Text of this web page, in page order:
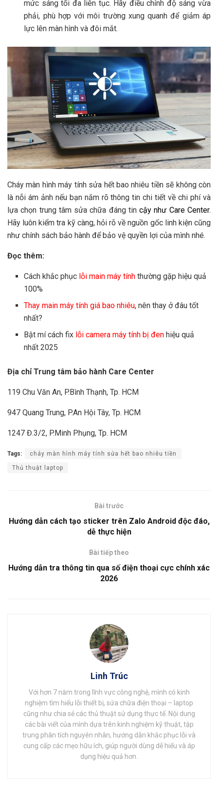
mức sáng tối đa liên tục. Hãy điều chỉnh độ sáng vừa
phải, phù hợp với môi trường xung quanh để giảm áp
lực lên màn hình và đôi mắt.
Cháy màn hình máy tính sửa hết bao nhiêu tiền sẽ không còn
là nỗi ám ảnh nếu bạn nắm rõ thông tin chi tiết về chi phí và
lựa chọn trung tâm sửa chữa đáng tincậy như Care Center.
Hãy luôn kiểm tra kỹ càng, hỏi rõ về nguồn gốc linh kiện cũng
như chính sách bảo hành để bảo vệ quyền lợi của mình nhé.
Đọc thêm:
Cách khắc phục lỗi main máy tính thường gặp hiệu quả
100%
Thay main máy tính giá bao nhiêu, nên thay ở đâu tốt
nhất?
Bật mí cách fix lỗi camera máy tính bị đen hiệu quả
nhất 2025
Địa chỉ Trung tâm bảo hành Care Center
119 Chu Văn An, P.Bình Thạnh, Tp. HCM
947 Quang Trung, P.An Hội Tây, Tp. HCM
1247 Đ.3/2, P.Minh Phụng, Tp. HCM
Tags: cháy màn hình máy tính sửa hết bao nhiêu tiền
Thủ thuật laptop
Bài trước
Hướng dẫn cách tạo sticker trên Zalo Android độc đáo,
dễ thực hiện
Bài tiếp theo
Hướng dẫn tra thông tin qua số điện thoại cực chính xác
2026
Linh Trúc
Với hơn 7 năm trong lĩnh vực công nghệ, mình có kinh
nghiệm tìm hiểu lỗi thiết bị, sửa chữa điện thoại – laptop
cũng như chia sẻ các thủ thuật sử dụng thực tế. Nội dung
các bài viết của mình dựa trên kinh nghiệm kỹ thuật, tập
trung phân tích nguyên nhân, hướng dẫn khắc phục lỗi và
cung cấp các mẹo hữu ích, giúp người dùng dễ hiểu và áp
dụng hiệu quả hơn.